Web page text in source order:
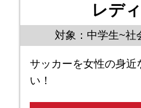
レデ
対象：中学生~社
サッカーを女性の身近
い！